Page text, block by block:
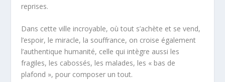
reprises.
Dans cette ville incroyable, où tout s’achète et se vend,
l’espoir, le miracle, la souffrance, on croise également
l’authentique humanité, celle qui intègre aussi les
fragiles, les cabossés, les malades, les « bas de
plafond », pour composer un tout.